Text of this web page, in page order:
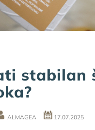
stabilan
ALMAGEA 17.07.2025